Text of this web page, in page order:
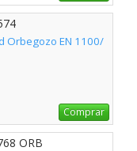
Orbegozo EN 1100/
Comprar
ORB